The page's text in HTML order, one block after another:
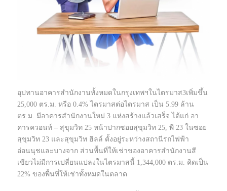
อุปทานอาคารสำนักงานทั้งหมดในกรุงเทพฯในไตรมาส3เพิ่มขึ้น
25,000 ตร.ม. หรือ 0.4% ไตรมาสต่อไตรมาส เป็น 5.99 ล้าน
ตร.ม. มีอาคารสำนักงานใหม่ 3 แห่งสร้างแล้วเสร็จ ได้แก่ อา
คารควอนท์ – สุขุมวิท 25 หน้าปากซอยสุขุมวิท 25, พี 23 ในซอย
สุขุมวิท 23 และสุขุมวิท ฮิลล์ ตั้งอยู่ระหว่างสถานีรถไฟฟ้า
อ่อนนุชและบางจาก ส่วนพื้นที่ให้เช่าของอาคารสำนักงานสี
เขียวไม่มีการเปลี่ยนแปลงในไตรมาสนี้ 1,344,000 ตร.ม. คิดเป็น
22% ของพื้นที่ให้เช่าทั้งหมดในตลาด